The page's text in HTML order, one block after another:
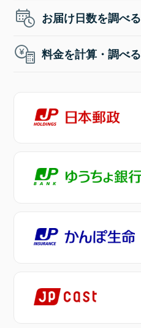
お届け日数を調べる
料金を計算・調べる